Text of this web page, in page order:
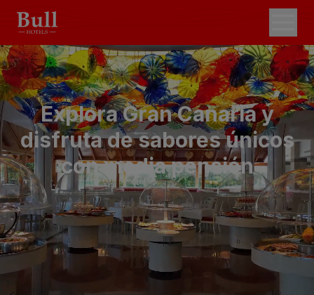
Explora Gran Canaria y
disfruta de sabores únicos
con media pensión